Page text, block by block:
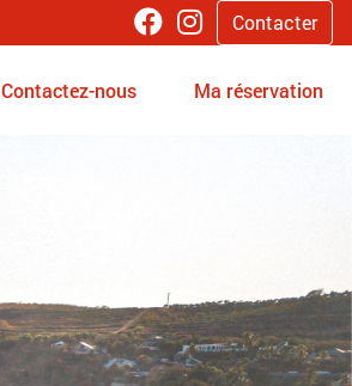
Contacter
Contactez-nous Ma réservation